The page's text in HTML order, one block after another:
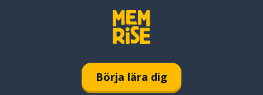
Börja lära dig